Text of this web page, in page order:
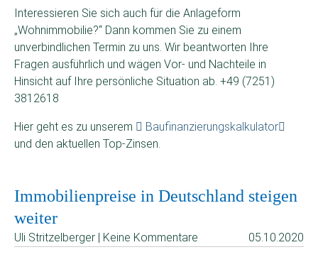
Interessieren Sie sich auch für die Anlageform
„Wohnimmobilie?“ Dann kommen Sie zu einem
unverbindlichen Termin zu uns. Wir beantworten Ihre
Fragen ausführlich und wägen Vor- und Nachteile in
Hinsicht auf Ihre persönliche Situation ab. +49 (7251)
3812618
Hier geht es zu unserem
Baufinanzierungskalkulator
und den aktuellen Top-Zinsen.
Immobilienpreise in Deutschland steigen
weiter
Uli Stritzelberger | Keine Kommentare 05.10.2020